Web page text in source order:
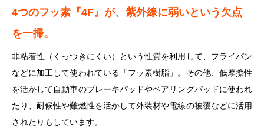
4つのフッ素『4F』が、紫外線に弱いという欠点
を一掃。
非粘着性（くっつきにくい）という性質を利用して、フライパン
などに加工して使われている「フッ素樹脂」。その他、低摩擦性
を活かして自動車のブレーキパッドやベアリングパッドに使われ
たり、耐候性や難燃性を活かして外装材や電線の被覆などに活用
されたりもしています。